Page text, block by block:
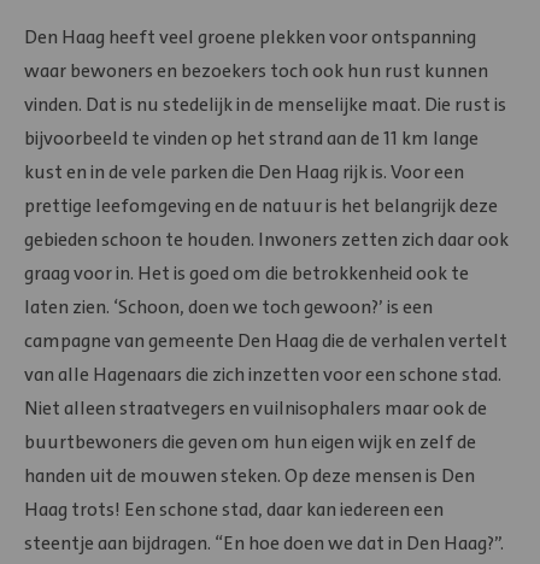
Den Haag heeft veel groene plekken voor ontspanning
waar bewoners en bezoekers toch ook hun rust kunnen
vinden. Dat is nu stedelijk in de menselijke maat. Die rust is
bijvoorbeeld te vinden op het strand aan de 11 km lange
kust en in de vele parken die Den Haag rijk is. Voor een
prettige leefomgeving en de natuur is het belangrijk deze
gebieden schoon te houden. Inwoners zetten zich daar ook
graag voor in. Het is goed om die betrokkenheid ook te
laten zien. ‘Schoon, doen we toch gewoon?’ is een
campagne van gemeente Den Haag die de verhalen vertelt
van alle Hagenaars die zich inzetten voor een schone stad.
Niet alleen straatvegers en vuilnisophalers maar ook de
buurtbewoners die geven om hun eigen wijk en zelf de
handen uit de mouwen steken. Op deze mensen is Den
Haag trots! Een schone stad, daar kan iedereen een
steentje aan bijdragen. “En hoe doen we dat in Den Haag?”.